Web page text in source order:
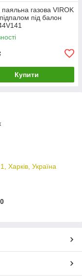
газова VIROK
під балон
Купити
Харків, Україна